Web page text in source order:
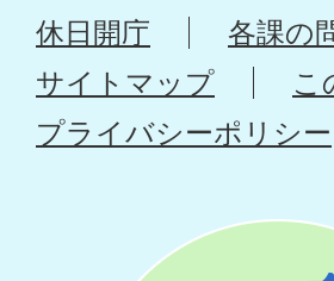
休日開庁
各課の
サイトマップ
こ
プライバシーポリシー